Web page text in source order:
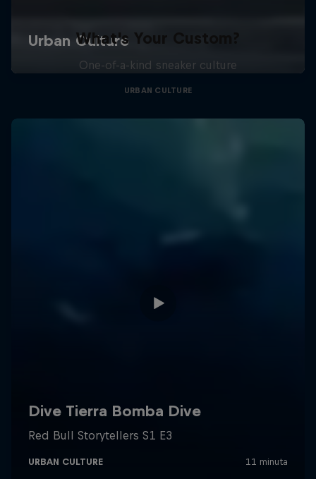
What's Your Custom?
One-of-a-kind sneaker culture
URBAN CULTURE